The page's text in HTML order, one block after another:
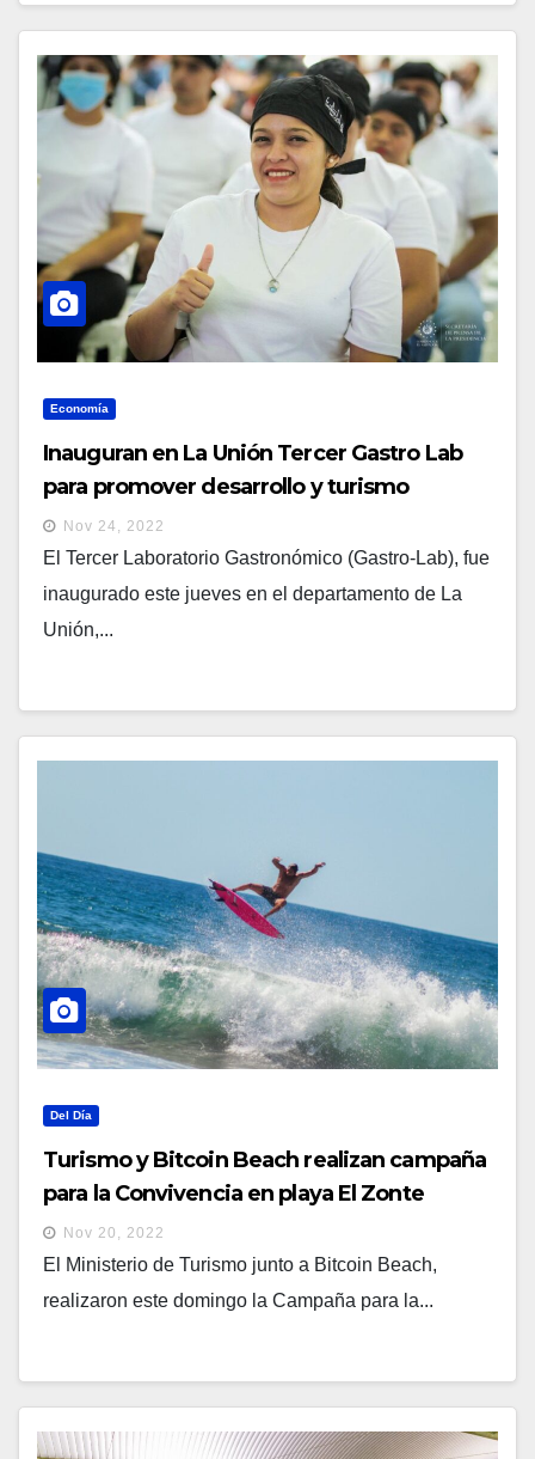
Economía
Inauguran en La Unión Tercer Gastro Lab
para promover desarrollo y turismo
Nov 24, 2022
El Tercer Laboratorio Gastronómico (Gastro-Lab), fue
inaugurado este jueves en el departamento de La
Unión,...
Del Día
Turismo y Bitcoin Beach realizan campaña
para la Convivencia en playa El Zonte
Nov 20, 2022
El Ministerio de Turismo junto a Bitcoin Beach,
realizaron este domingo la Campaña para la...